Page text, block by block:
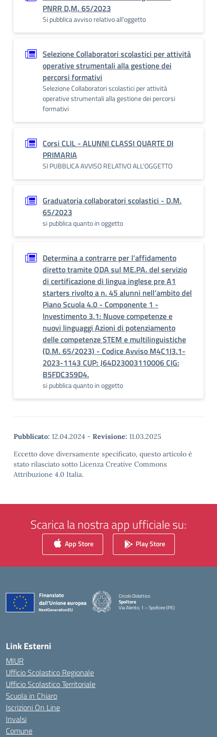
PNRR D,M. 65/2023
Si pubblica avviso relativo all'oggetto
Selezione Collaboratori scolastici per attività
operative strumentali alla gestione dei
percorsi formativi
Selezione Collaboratori scolastici per attività
operative strumentali alla gestione dei percorsi
formativi
Corsi CLIL - ALUNNI CLASSI QUARTE DI
PRIMARIA
SI PUBBLICA AVVISO RELATIVO ALL'OGGETTO
Graduatoria collaboratori scolastici - D.M.
65/2023
si pubblica quanto in oggetto
Determina a contrarre per l’affidamento
diretto tramite ODA sul ME.PA. del servizio
di certificazione di lingua inglese pre A1
starters rivolto a n. 45 alunni nell’ambito del
Piano Scuola 4.0 - Componente 1 -
Investimento 3.1: Nuove competenze e
nuovi linguaggi Azioni di potenziamento
delle competenze STEM e multilinguistiche
(D.M. 65/2023) - Codice Avviso M4C1I3.1-
2023-1143 CUP: J64D23003110006 CIG:
B5FDC359D4.
si pubblica quanto in oggetto
Pubblicato: 12.04.2024 - Revisione: 11.03.2025
Eccetto dove diversamente specificato, questo articolo è
stato rilasciato sotto Licenza Creative Commons
Attribuzione 4.0 Italia.
Scarica la nostra app ufficiale su:
App Store Play Store
Circolo Didattico
Spoltore
Via Alento, 1 – Spoltore (PE)
— Visita la pagina iniziale della scuola
Link Esterni
MIUR
Ufficio Scolastico Regionale
Ufficio Scolastico Territoriale
Scuola in Chiaro
Iscrizioni On Line
Invalsi
Comune